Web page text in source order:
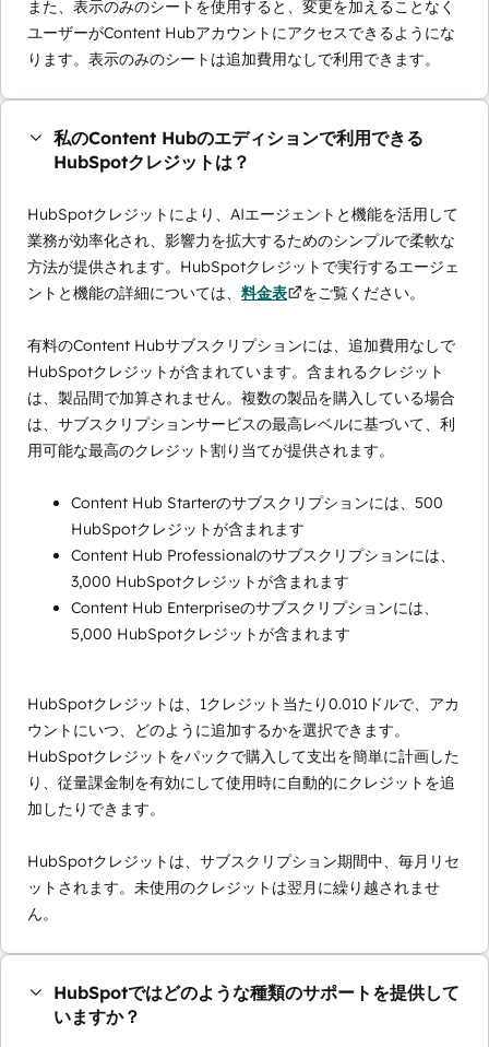
また、表示のみのシートを使用すると、変更を加えることなく
ユーザーがContent Hubアカウントにアクセスできるようにな
ります。表示のみのシートは追加費用なしで利用できます。
私のContent Hubのエディションで利用できる
HubSpotクレジットは？
HubSpotクレジットにより、AIエージェントと機能を活用して
業務が効率化され、影響力を拡大するためのシンプルで柔軟な
方法が提供されます。HubSpotクレジットで実行するエージェ
ントと機能の詳細については、 料金表 をご覧ください。
有料のContent Hubサブスクリプションには、追加費用なしで
HubSpotクレジットが含まれています。含まれるクレジット
は、製品間で加算されません。複数の製品を購入している場合
は、サブスクリプションサービスの最高レベルに基づいて、利
用可能な最高のクレジット割り当てが提供されます。
Content Hub Starterのサブスクリプションには、500
HubSpotクレジットが含まれます
Content Hub Professionalのサブスクリプションには、
3,000 HubSpotクレジットが含まれます
Content Hub Enterpriseのサブスクリプションには、
5,000 HubSpotクレジットが含まれます
HubSpotクレジットは、1クレジット当たり0.010ドルで、アカ
ウントにいつ、どのように追加するかを選択できます。
HubSpotクレジットをパックで購入して支出を簡単に計画した
り、従量課金制を有効にして使用時に自動的にクレジットを追
加したりできます。
HubSpotクレジットは、サブスクリプション期間中、毎月リセ
ットされます。未使用のクレジットは翌月に繰り越されませ
ん。
HubSpotではどのような種類のサポートを提供して
いますか？